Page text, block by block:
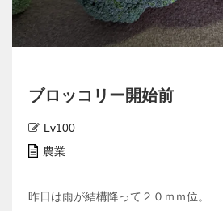
ブロッコリー開始前
Lv100
農業
昨日は雨が結構降って２０ｍｍ位。